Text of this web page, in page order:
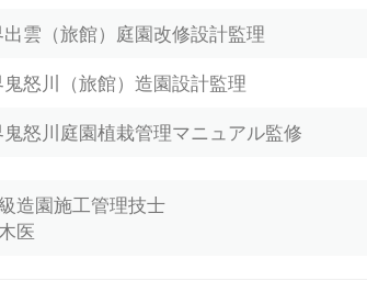
旅館）庭園改修設計監理
（旅館）造園設計監理
園植栽管理マニュアル監修
施工管理技士